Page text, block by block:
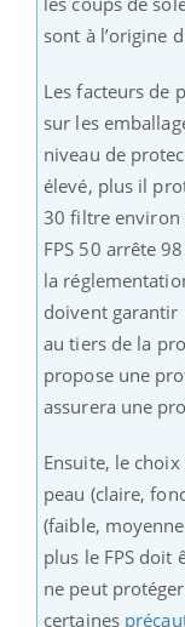
sont à l’origine
Les facteurs de
sur les
niveau de
élevé, plus il
30 filtre environ
FPS 50 arrête
la
doivent garantir
au tiers de la
propose une
assurera une
Ensuite, le
peau (claire,
(faible,
plus le FPS doit
ne peut
certaines